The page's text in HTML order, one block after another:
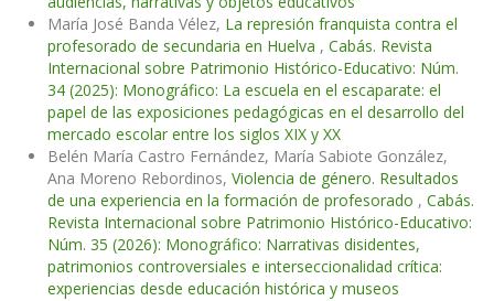
María José Banda Vélez, La represión franquista contra el
profesorado de secundaria en Huelva , Cabás. Revista
Internacional sobre Patrimonio Histórico-Educativo: Núm.
34 (2025): Monográfico: La escuela en el escaparate: el
papel de las exposiciones pedagógicas en el desarrollo del
mercado escolar entre los siglos XIX y XX
Belén María Castro Fernández, María Sabiote González,
Ana Moreno Rebordinos, Violencia de género. Resultados
de una experiencia en la formación de profesorado , Cabás.
Revista Internacional sobre Patrimonio Histórico-Educativo:
Núm. 35 (2026): Monográfico: Narrativas disidentes,
patrimonios controversiales e interseccionalidad crítica:
experiencias desde educación histórica y museos